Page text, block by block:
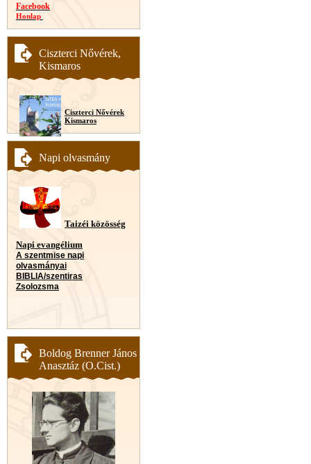
Facebook
Honlap
Ciszterci Nővérek,
Kismaros
Ciszterci Nővérek
Kismaros
Napi olvasmány
Taizéi közösség
Napi evangélium
A szentmise napi
olvasmányai
BIBLIA/szentiras
Zsolozsma
Boldog Brenner János
Anasztáz (O.Cist.)